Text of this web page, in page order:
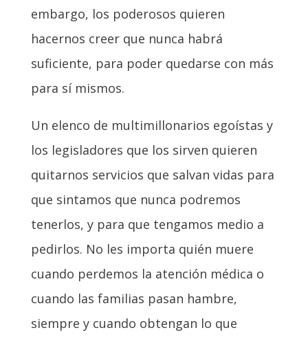
embargo, los poderosos quieren
hacernos creer que nunca habrá
suficiente, para poder quedarse con más
para sí mismos.
Un elenco de multimillonarios egoístas y
los legisladores que los sirven quieren
quitarnos servicios que salvan vidas para
que sintamos que nunca podremos
tenerlos, y para que tengamos medio a
pedirlos. No les importa quién muere
cuando perdemos la atención médica o
cuando las familias pasan hambre,
siempre y cuando obtengan lo que